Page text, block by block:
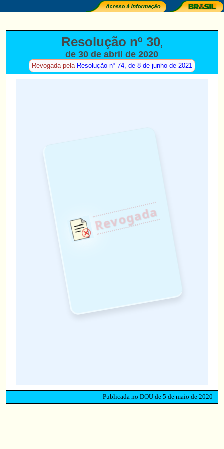
Revogada
Resolução nº 30,
de 30 de abril de 2020
Revogada pela Resolução nº 74, de 8 de junho de 2021 )
Publicada no DOU de 5 de maio de 2020